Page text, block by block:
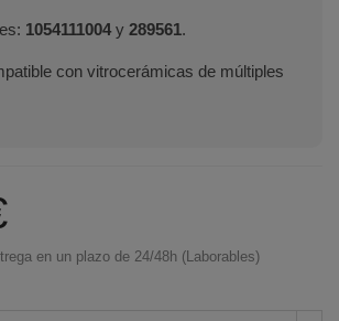
1054111004y 289561.
con vitrocerámicas de múltiples
en un plazo de 24/48h (Laborables)